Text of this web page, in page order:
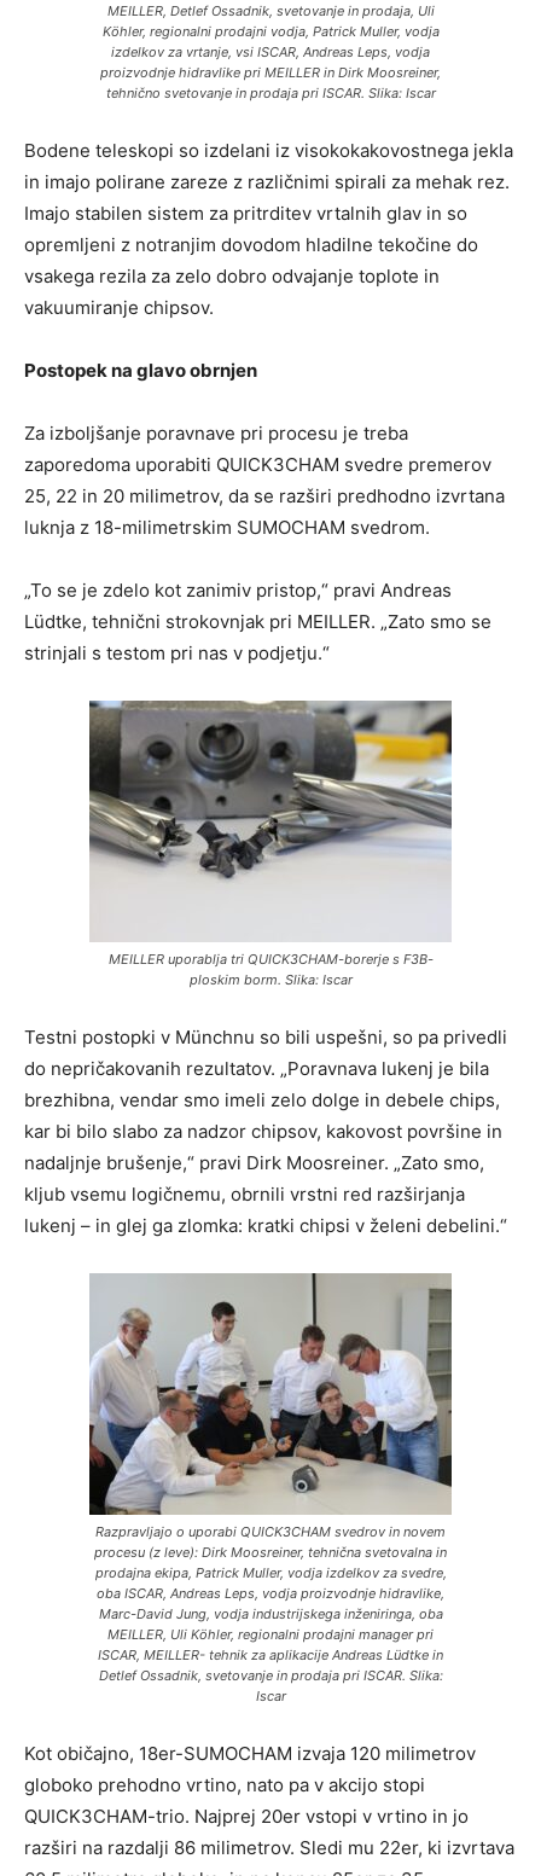
MEILLER, Detlef Ossadnik, svetovanje in prodaja, Uli
Köhler, regionalni prodajni vodja, Patrick Muller, vodja
izdelkov za vrtanje, vsi ISCAR, Andreas Leps, vodja
proizvodnje hidravlike pri MEILLER in Dirk Moosreiner,
tehnično svetovanje in prodaja pri ISCAR. Slika: Iscar
Bodene teleskopi so izdelani iz visokokakovostnega jekla
in imajo polirane zareze z različnimi spirali za mehak rez.
Imajo stabilen sistem za pritrditev vrtalnih glav in so
opremljeni z notranjim dovodom hladilne tekočine do
vsakega rezila za zelo dobro odvajanje toplote in
vakuumiranje chipsov.
Postopek na glavo obrnjen
Za izboljšanje poravnave pri procesu je treba
zaporedoma uporabiti QUICK3CHAM svedre premerov
25, 22 in 20 milimetrov, da se razširi predhodno izvrtana
luknja z 18-milimetrskim SUMOCHAM svedrom.
„To se je zdelo kot zanimiv pristop,“ pravi Andreas
Lüdtke, tehnični strokovnjak pri MEILLER. „Zato smo se
strinjali s testom pri nas v podjetju.“
MEILLER uporablja tri QUICK3CHAM-borerje s F3B-
ploskim borm. Slika: Iscar
Testni postopki v Münchnu so bili uspešni, so pa privedli
do nepričakovanih rezultatov. „Poravnava lukenj je bila
brezhibna, vendar smo imeli zelo dolge in debele chips,
kar bi bilo slabo za nadzor chipsov, kakovost površine in
nadaljnje brušenje,“ pravi Dirk Moosreiner. „Zato smo,
kljub vsemu logičnemu, obrnili vrstni red razširjanja
lukenj – in glej ga zlomka: kratki chipsi v želeni debelini.“
Razpravljajo o uporabi QUICK3CHAM svedrov in novem
procesu (z leve): Dirk Moosreiner, tehnična svetovalna in
prodajna ekipa, Patrick Muller, vodja izdelkov za svedre,
oba ISCAR, Andreas Leps, vodja proizvodnje hidravlike,
Marc-David Jung, vodja industrijskega inženiringa, oba
MEILLER, Uli Köhler, regionalni prodajni manager pri
ISCAR, MEILLER- tehnik za aplikacije Andreas Lüdtke in
Detlef Ossadnik, svetovanje in prodaja pri ISCAR. Slika:
Iscar
Kot običajno, 18er-SUMOCHAM izvaja 120 milimetrov
globoko prehodno vrtino, nato pa v akcijo stopi
QUICK3CHAM-trio. Najprej 20er vstopi v vrtino in jo
razširi na razdalji 86 milimetrov. Sledi mu 22er, ki izvrtava